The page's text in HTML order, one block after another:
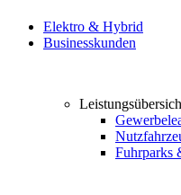
Elektro & Hybrid
Businesskunden
Fuhrparks